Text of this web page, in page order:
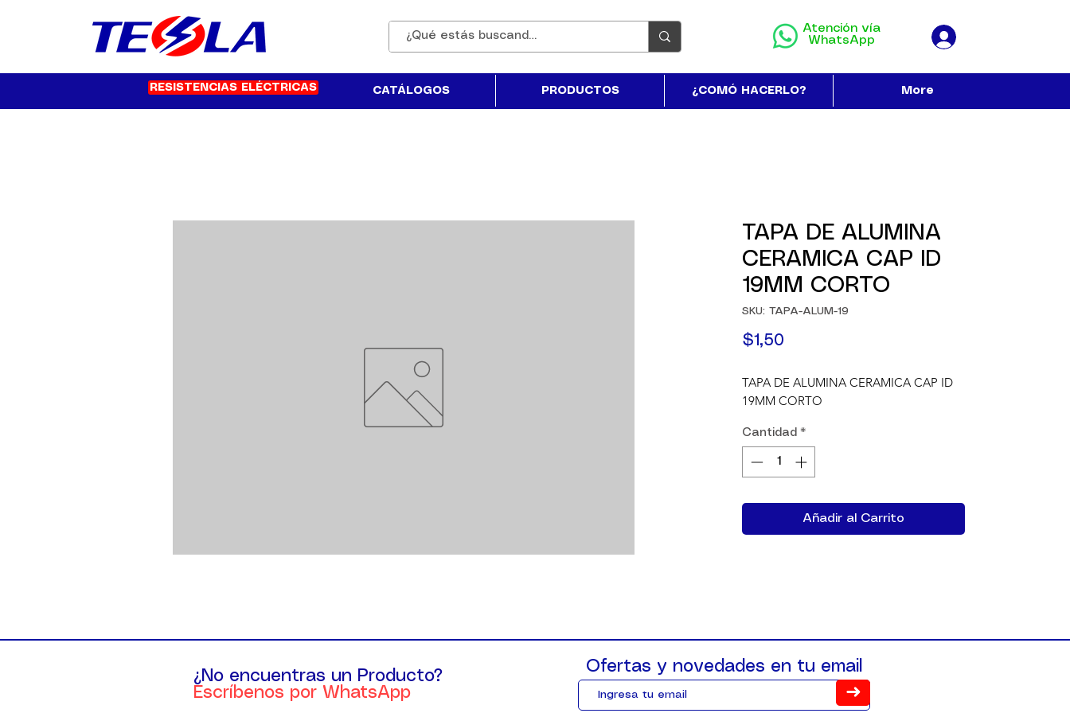
Atención vía
WhatsApp
RESISTENCIAS ELÉCTRICAS CATÁLOGOS PRODUCTOS ¿COMÓ HACERLO? More
TAPA DE ALUMINA
CERAMICA CAP ID
19MM CORTO
SKU: TAPA-ALUM-19
$1,50
TAPA DE ALUMINA CERAMICA CAP ID
19MM CORTO
Cantidad *
Añadir al Carrito
¿No encuentras un Producto?
Escríbenos por WhatsApp
Ofertas y novedades en tu email
➜